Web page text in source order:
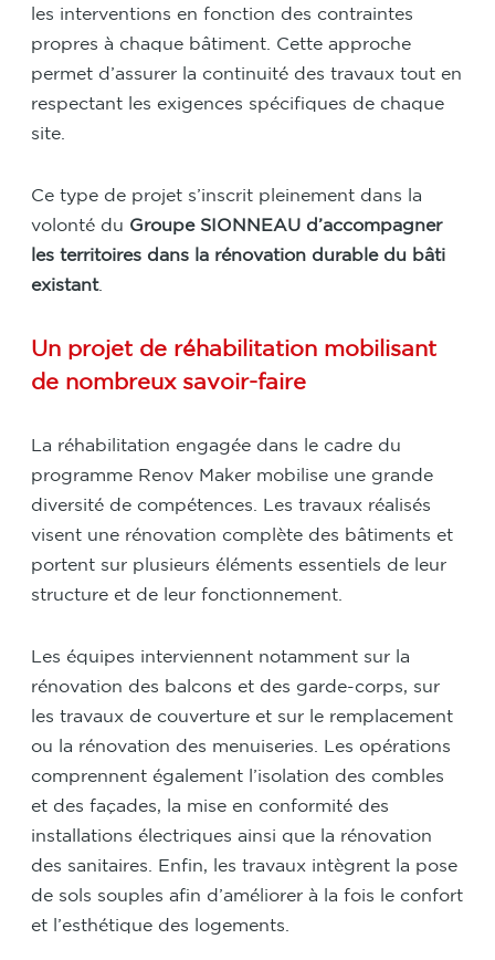
les interventions en fonction des contraintes
propres à chaque bâtiment. Cette approche
permet d’assurer la continuité des travaux tout en
respectant les exigences spécifiques de chaque
site.
Ce type de projet s’inscrit pleinement dans la
volonté du Groupe SIONNEAU d’accompagner
les territoires dans la rénovation durable du bâti
existant.
Un projet de réhabilitation mobilisant
de nombreux savoir-faire
La réhabilitation engagée dans le cadre du
programme Renov Maker mobilise une grande
diversité de compétences. Les travaux réalisés
visent une rénovation complète des bâtiments et
portent sur plusieurs éléments essentiels de leur
structure et de leur fonctionnement.
Les équipes interviennent notamment sur la
rénovation des balcons et des garde-corps, sur
les travaux de couverture et sur le remplacement
ou la rénovation des menuiseries. Les opérations
comprennent également l’isolation des combles
et des façades, la mise en conformité des
installations électriques ainsi que la rénovation
des sanitaires. Enfin, les travaux intègrent la pose
de sols souples afin d’améliorer à la fois le confort
et l’esthétique des logements.